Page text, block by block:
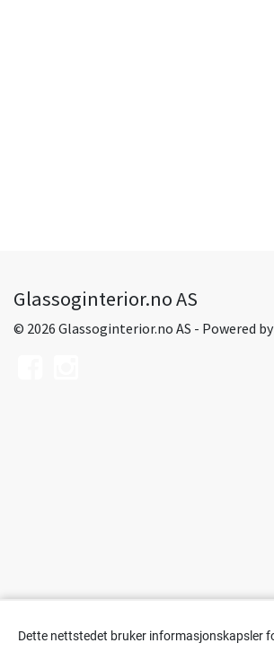
Dette nettstedet bruker informasjonskapsler
Glassoginterior.no AS
© 2026 Glassoginterior.no AS - Powered by